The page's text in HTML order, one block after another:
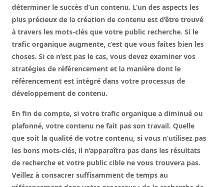
déterminer le succès d’un contenu. L’un des aspects les
plus précieux de la création de contenu est d’être trouvé
à travers les mots-clés que votre public recherche. Si le
trafic organique augmente, c’est que vous faites bien les
choses. Si ce n’est pas le cas, vous devez examiner vos
stratégies de référencement et la manière dont le
référencement est intégré dans votre processus de
développement de contenu.
En fin de compte, si votre trafic organique a diminué ou
plafonné, votre contenu ne fait pas son travail. Quelle
que soit la qualité de votre contenu, si vous n’utilisez pas
les bons mots-clés, il n’apparaîtra pas dans les résultats
de recherche et votre public cible ne vous trouvera pas.
Veillez à consacrer suffisamment de temps au